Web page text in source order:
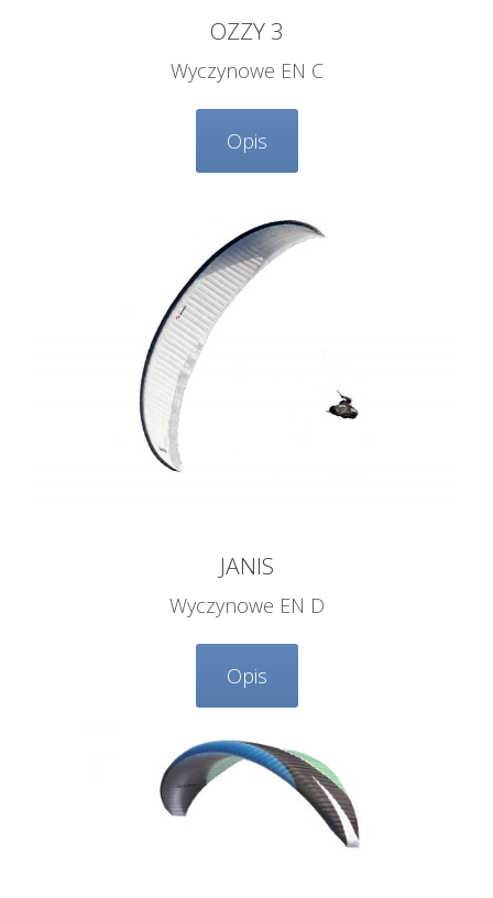
OZZY 3
Wyczynowe EN C
Opis
JANIS
Wyczynowe EN D
Opis